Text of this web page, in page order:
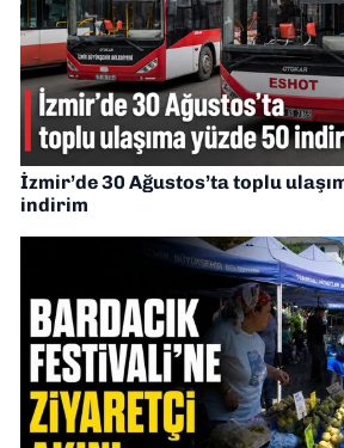
İzmir’de 30 Ağustos’ta toplu
indirim